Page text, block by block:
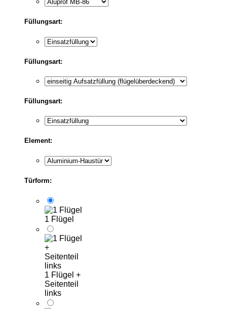
Füllungsart:
Füllungsart:
Füllungsart:
Element:
Türform:
1 Flügel
1 Flügel +
Seitenteil
links